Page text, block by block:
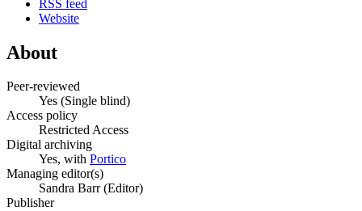
RSS feed
Website
About
Peer-reviewed
Yes (Single blind)
Access policy
Restricted Access
Digital archiving
Yes, with Portico
Managing editor(s)
Sandra Barr (Editor)
Publisher